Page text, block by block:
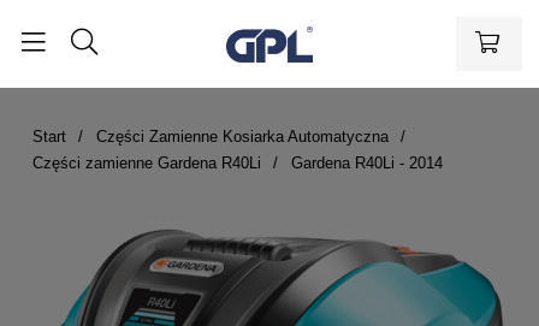
Start
Części Zamienne Kosiarka Automatyczna
Części zamienne Gardena R40Li
Gardena R40Li - 2014